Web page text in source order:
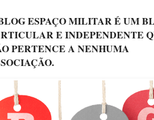
ESPAÇO MILITAR É UM
E INDEPENDENTE
PERTENCE A NENHUMA